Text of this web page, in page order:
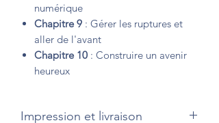
numérique
Chapitre 9 : Gérer les ruptures et
aller de l'avant
Chapitre 10 : Construire un avenir
heureux
Impression et livraison